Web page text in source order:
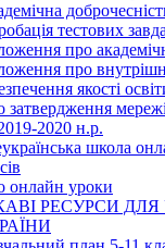
тестових
про
про
якості
затвердження
2020 н.р.
школа
онлайн уроки
РЕСУРСИ